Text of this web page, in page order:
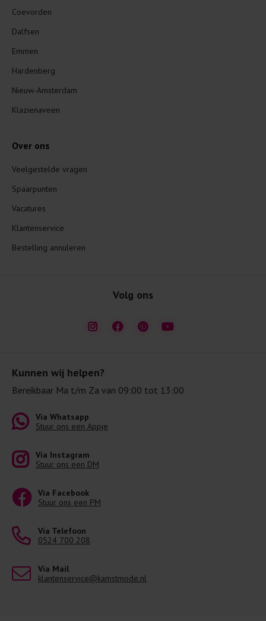
Kunnen wij helpen?
Bereikbaar Ma t/m Za van 09:00 tot 13:00
Via Whatsapp
Stuur ons een Appje
Via Instagram
Stuur ons een DM
Via Facebook
Stuur ons een PM
Via Telefoon
0524 700 208
Via Mail
klantenservice@kamstmode.nl
Coevorden
Dalfsen
Emmen
Hardenberg
Nieuw-Amsterdam
Klazienaveen
Over ons
Veelgestelde vragen
Spaarpunten
Vacatures
Klantenservice
Bestelling annuleren
Volg ons